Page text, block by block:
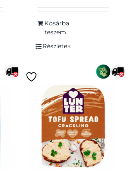
Kosárba
teszem
Részletek